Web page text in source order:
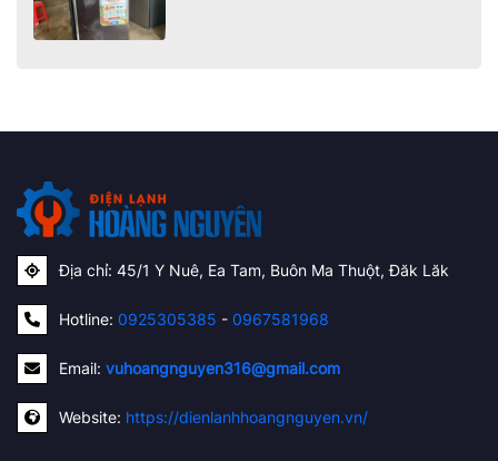
Địa chỉ: 45/1 Y Nuê, Ea Tam, Buôn Ma Thuột, Đăk Lăk
Hotline: 0925305385 - 0967581968
Email: vuhoangnguyen316@gmail.com
Website: https://dienlanhhoangnguyen.vn/